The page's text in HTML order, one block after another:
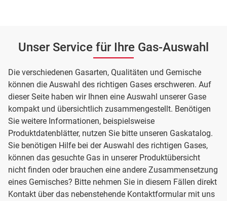
Unser Service für Ihre Gas-Auswahl
Die verschiedenen Gasarten, Qualitäten und Gemische
können die Auswahl des richtigen Gases erschweren. Auf
dieser Seite haben wir Ihnen eine Auswahl unserer Gase
kompakt und übersichtlich zusammengestellt. Benötigen
Sie weitere Informationen, beispielsweise
Produktdatenblätter, nutzen Sie bitte unseren Gaskatalog.
Sie benötigen Hilfe bei der Auswahl des richtigen Gases,
können das gesuchte Gas in unserer Produktübersicht
nicht finden oder brauchen eine andere Zusammensetzung
eines Gemisches? Bitte nehmen Sie in diesem Fällen direkt
Kontakt über das nebenstehende Kontaktformular mit uns